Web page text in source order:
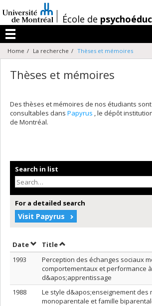
au
contenu
/École de
Menu
Home La recherche Thèses et mémoires
Thèses et mémoires
Des thèses et mémoires de nos étudiants
consultables dans Papyrus , le dépôt
de Montréal.
Search in list
For a detailed search
Visit Papyrus
DateSort by date in ascending order
TitleSort by title in ascending
1993
Perception des échanges sociaux
comportementaux et performance
d&apos;apprentissage
1988
Le style d&apos;enseignement des
monoparentale et famille